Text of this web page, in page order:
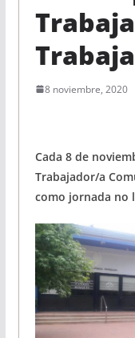
8 noviembre, 2020
Cada 8 de
Trabajador/a
como jornada no